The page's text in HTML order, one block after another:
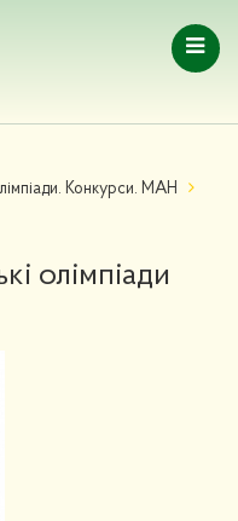
Конкурси. МАН
олімпіади